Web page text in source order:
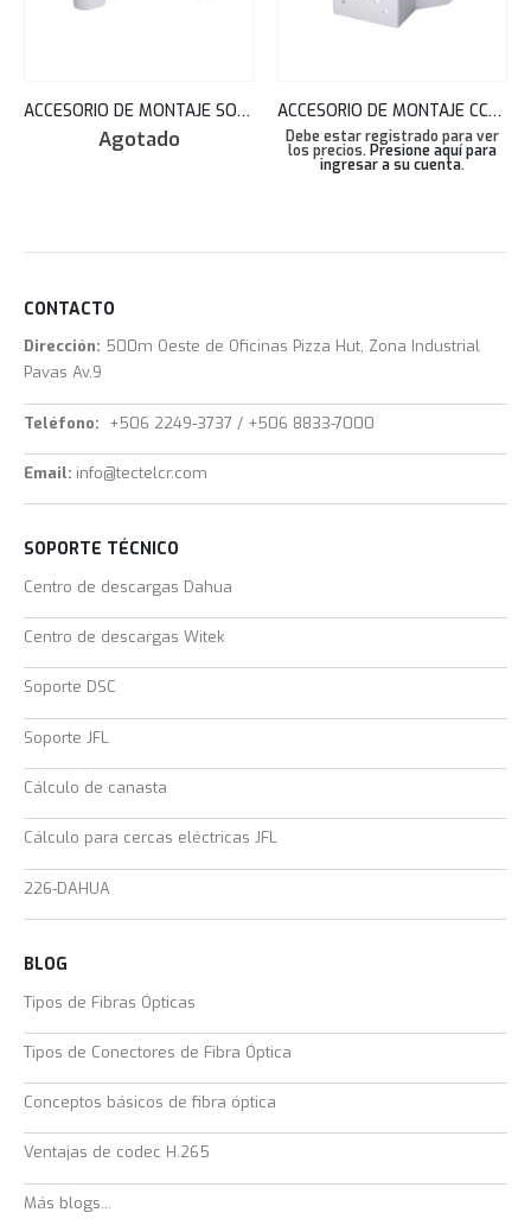
ACCESORIO DE MONTAJE SOPORTE DE PARED HASTA 1KG DAHUA ALUMINIO PFB121W
Agotado
ACCESORIO DE MONTAJE CCTV DAHUA PARA SOPORTE PARA ESQUINA ACERO ELECTRO GALVANIZADO PFA151
Debe estar registrado para ver
los precios. Presione aquí para
ingresar a su cuenta.
CONTACTO
Dirección: 500m Oeste de Oficinas Pizza Hut, Zona Industrial
Pavas Av.9
Teléfono: +506 2249-3737 / +506 8833-7000
Email: info@tectelcr.com
SOPORTE TÉCNICO
Centro de descargas Dahua
Centro de descargas Witek
Soporte DSC
Soporte JFL
Cálculo de canasta
Cálculo para cercas eléctricas JFL
226-DAHUA
BLOG
Tipos de Fibras Ópticas
Tipos de Conectores de Fibra Óptica
Conceptos básicos de fibra óptica
Ventajas de codec H.265
Más blogs...